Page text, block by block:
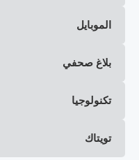
الموبايل
بلاغ صحفي
تكنولوجيا
تويتاك